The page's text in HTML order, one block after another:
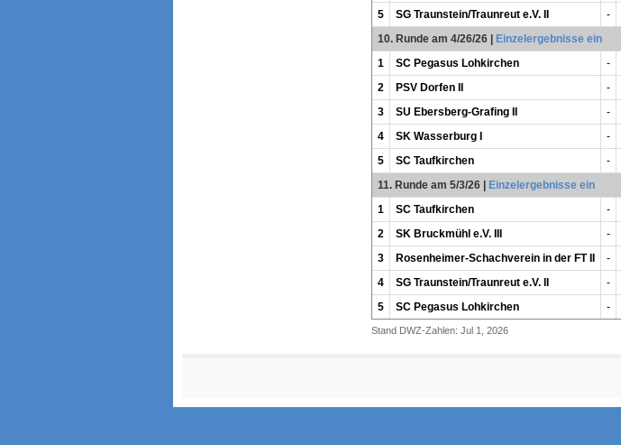
5
SG Traunstein/Traunreut e.V. II -
10. Runde am 4/26/26| Einzelergebnisse ein
1
SC Pegasus Lohkirchen -
2
PSV Dorfen II -
3
SU Ebersberg-Grafing II -
4
SK Wasserburg I -
5
SC Taufkirchen -
11. Runde am 5/3/26| Einzelergebnisse ein
1
SC Taufkirchen -
2
SK Bruckmühl e.V. III -
3
Rosenheimer-Schachverein in der FT II -
4
SG Traunstein/Traunreut e.V. II -
5
SC Pegasus Lohkirchen -
Stand DWZ-Zahlen: Jul 1, 2026